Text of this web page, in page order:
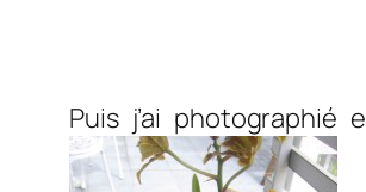
Puis j’ai